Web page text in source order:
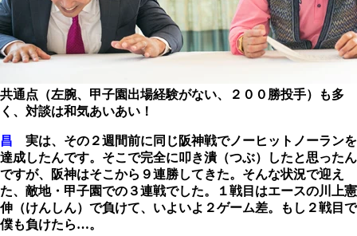
共通点（左腕、甲子園出場経験がない、２００勝投手）も多
く、対談は和気あいあい！
昌 実は、その２週間前に同じ阪神戦でノーヒットノーランを
達成したんです。そこで完全に叩き潰（つぶ）したと思ったん
ですが、阪神はそこから９連勝してきた。そんな状況で迎え
た、敵地・甲子園での３連戦でした。１戦目はエースの川上憲
伸（けんしん）で負けて、いよいよ２ゲーム差。もし２戦目で
僕も負けたら…。